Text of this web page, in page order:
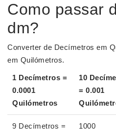
Como passar
dm?
Converter de Decímetros em
em Quilómetros.
1 Decímetros =
0.0001
Quilómetros
10
= 0.001
9 Decímetros =
1000